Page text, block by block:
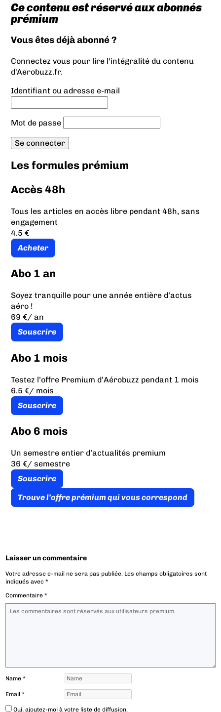
Ce contenu est réservé aux abonnés
prémium
Vous êtes déjà abonné ?
Connectez vous pour lire l'intégralité du contenu
d'Aerobuzz.fr.
Identifiant ou adresse e-mail
Mot de passe
Les formules prémium
Accès 48h
Tous les articles en accès libre pendant 48h, sans
engagement
4.5 €
Acheter
Abo 1 an
Soyez tranquille pour une année entière d’actus
aéro !
69 €/ an
Souscrire
Abo 1 mois
Testez l’offre Premium d’Aérobuzz pendant 1 mois
6.5 €/ mois
Souscrire
Abo 6 mois
Un semestre entier d’actualités premium
36 €/ semestre
Souscrire
Trouve l’offre prémium qui vous correspond
Laisser un commentaire
Votre adresse e-mail ne sera pas publiée. Les champs obligatoires sont
indiqués avec*
Commentaire*
Name*
Email*
Oui, ajoutez-moi à votre liste de diffusion.